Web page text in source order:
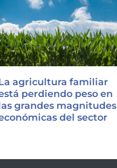
agricultura familiar
perdiendo peso en
grandes magnitudes
del sector